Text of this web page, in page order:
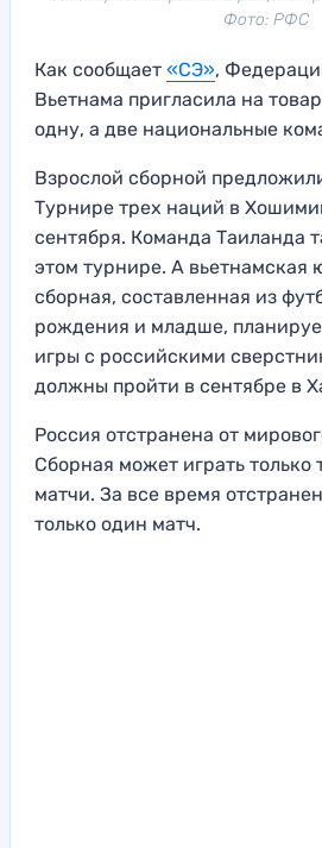
Фото: РФС
Как сообщает «СЭ»,
Вьетнама пригласила на
одну, а две национальные
Взрослой сборной
Турнире трех наций в
сентября. Команда Таиланда
этом турнире. А вьетнамская
сборная, составленная из
рождения и младше,
игры с российскими
должны пройти в сентябре в
Россия отстранена от
Сборная может играть только
матчи. За все время
только один матч.